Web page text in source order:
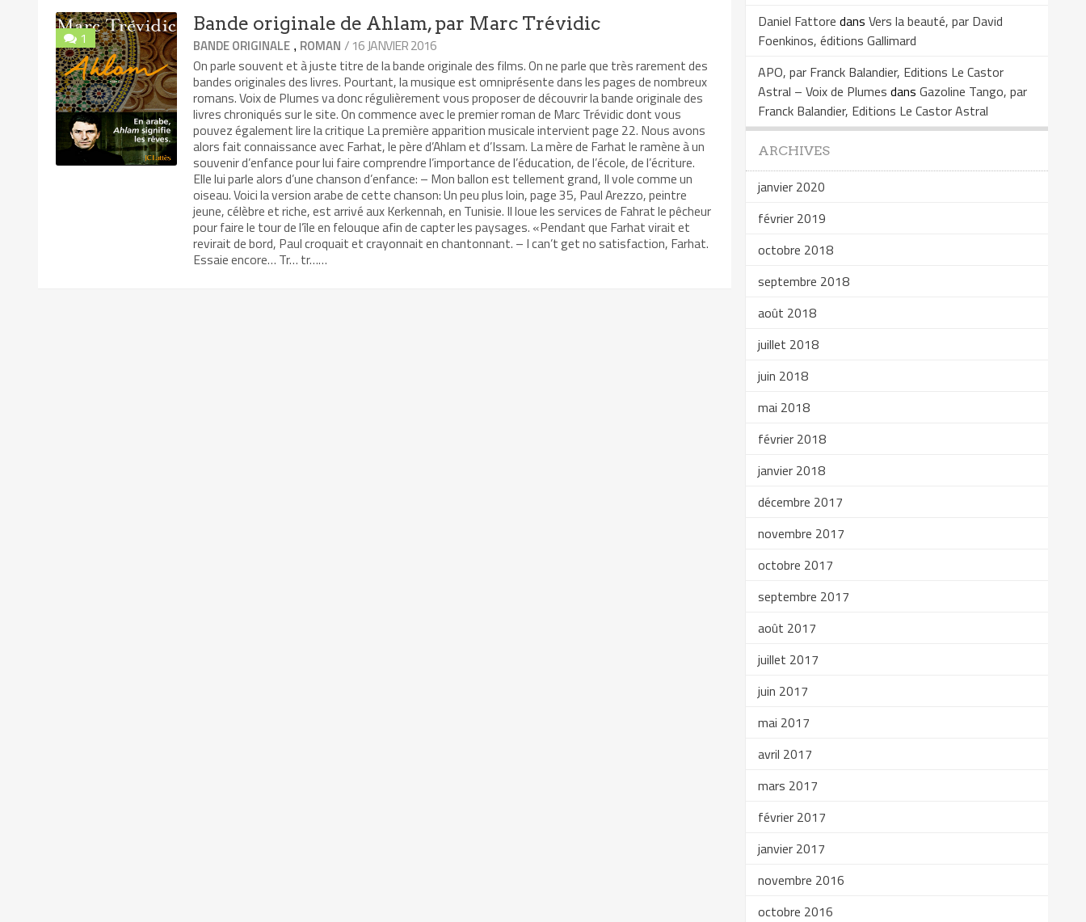
1
Bande originale de Ahlam, par Marc Trévidic
BANDE ORIGINALE , ROMAN / 16 JANVIER 2016
On parle souvent et à juste titre de la bande originale des films. On ne parle que très rarement des
bandes originales des livres. Pourtant, la musique est omniprésente dans les pages de nombreux
romans. Voix de Plumes va donc régulièrement vous proposer de découvrir la bande originale des
livres chroniqués sur le site. On commence avec le premier roman de Marc Trévidic dont vous
pouvez également lire la critique La première apparition musicale intervient page 22. Nous avons
alors fait connaissance avec Farhat, le père d’Ahlam et d’Issam. La mère de Farhat le ramène à un
souvenir d’enfance pour lui faire comprendre l’importance de l’éducation, de l’école, de l’écriture.
Elle lui parle alors d’une chanson d’enfance: – Mon ballon est tellement grand, Il vole comme un
oiseau. Voici la version arabe de cette chanson: Un peu plus loin, page 35, Paul Arezzo, peintre
jeune, célèbre et riche, est arrivé aux Kerkennah, en Tunisie. Il loue les services de Fahrat le pêcheur
pour faire le tour de l’île en felouque afin de capter les paysages. «Pendant que Farhat virait et
revirait de bord, Paul croquait et crayonnait en chantonnant. – I can’t get no satisfaction, Farhat.
Essaie encore… Tr… tr……
Daniel Fattore dans Vers la beauté, par David
Foenkinos, éditions Gallimard
APO, par Franck Balandier, Editions Le Castor
Astral – Voix de Plumes dans Gazoline Tango, par
Franck Balandier, Editions Le Castor Astral
ARCHIVES
janvier 2020
février 2019
octobre 2018
septembre 2018
août 2018
juillet 2018
juin 2018
mai 2018
février 2018
janvier 2018
décembre 2017
novembre 2017
octobre 2017
septembre 2017
août 2017
juillet 2017
juin 2017
mai 2017
avril 2017
mars 2017
février 2017
janvier 2017
novembre 2016
octobre 2016